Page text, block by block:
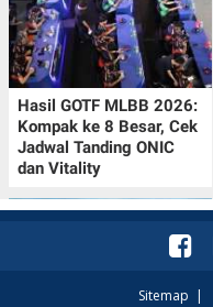
Hasil GOTF MLBB 2026:
Kompak ke 8 Besar, Cek
Jadwal Tanding ONIC
dan Vitality
Sitemap |